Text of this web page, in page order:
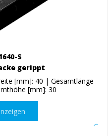
S
gerippt
[mm]: 40 | Gesamtlänge
[mm]: 30